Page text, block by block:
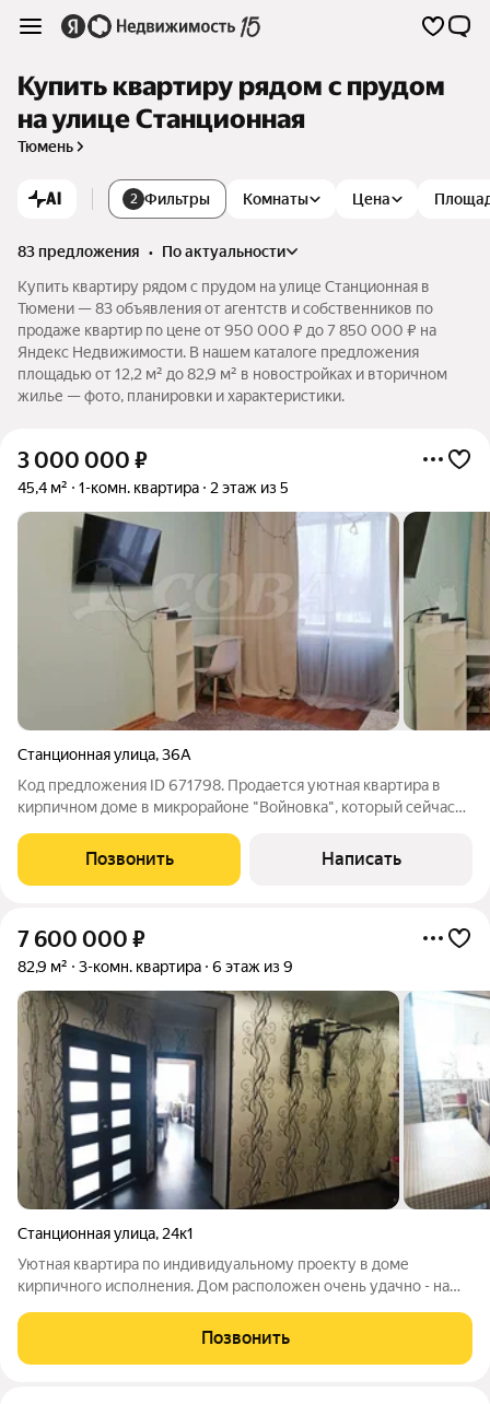
Купить квартиру рядом с прудом
на улице Станционная
Тюмень
AI 2 Фильтры Комнаты Цена
83 предложения •
по актуальности
Купить квартиру рядом с прудом на улице Станционная в
Тюмени — 83 объявления от агентств и собственников по
продаже квартир по цене от 950 000 ₽ до 7 850 000 ₽ на
Яндекс Недвижимости. В нашем каталоге предложения
площадью от 12,2 м² до 82,9 м² в новостройках и вторичном
жилье — фото, планировки и характеристики.
3 000 000 ₽
45,4 м² 1-комн. квартира 2 этаж из 5
Станционная улица,36А
Код предложения ID 671798. Продается уютная квартира в
кирпичном доме в микрорайоне "Войновка", который сейчас
ровные стены и потолки. На полу линолеум, санузел с ванной
совмещены,
Позвонить Написать
7 600 000 ₽
82,9 м² 3-комн. квартира 6 этаж из 9
Станционная улица, 24к1
Уютная квартира по индивидуальному проекту в доме
кирпичного исполнения. Дом расположен очень удачно - на
ремонт: на полу ламинат, потолки натяжные, сан.узел
раздельный, выложен кафелем, две
Позвонить